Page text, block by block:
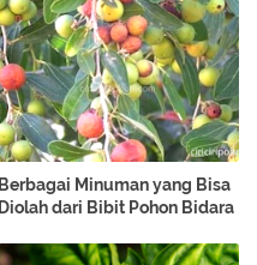
Berbagai Minuman yang Bisa
Diolah dari Bibit Pohon Bidara